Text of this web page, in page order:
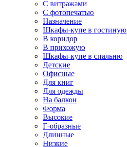
С витражами
С фотопечатью
Назначение
Шкафы-купе в гостиную
В коридор
В прихожую
Шкафы-купе в спальню
Детские
Офисные
Для книг
Для одежды
На балкон
Форма
Высокие
Г-образные
Длинные
Низкие